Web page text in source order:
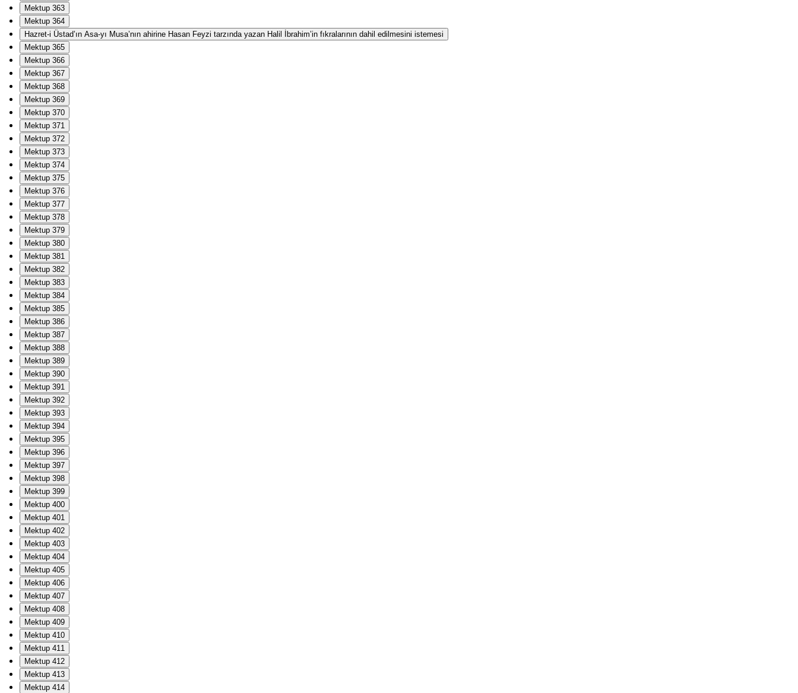
Mektup 363
Mektup 364
Hazret-i Üstad’ın Asa-yı Musa’nın ahirine Hasan Feyzi tarzında yazan Halil İbrahim’in fıkralarının dahil edilmesini istemesi
Mektup 365
Mektup 366
Mektup 367
Mektup 368
Mektup 369
Mektup 370
Mektup 371
Mektup 372
Mektup 373
Mektup 374
Mektup 375
Mektup 376
Mektup 377
Mektup 378
Mektup 379
Mektup 380
Mektup 381
Mektup 382
Mektup 383
Mektup 384
Mektup 385
Mektup 386
Mektup 387
Mektup 388
Mektup 389
Mektup 390
Mektup 391
Mektup 392
Mektup 393
Mektup 394
Mektup 395
Mektup 396
Mektup 397
Mektup 398
Mektup 399
Mektup 400
Mektup 401
Mektup 402
Mektup 403
Mektup 404
Mektup 405
Mektup 406
Mektup 407
Mektup 408
Mektup 409
Mektup 410
Mektup 411
Mektup 412
Mektup 413
Mektup 414